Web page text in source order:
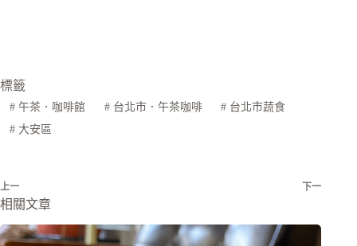
標籤
#午茶．咖啡館 #台北市．午茶咖啡 # 台北市蔬食
#大安區
上一 下一
相關文章